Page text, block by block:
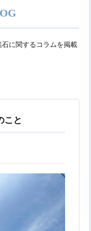
に関するコラムを掲載
こと